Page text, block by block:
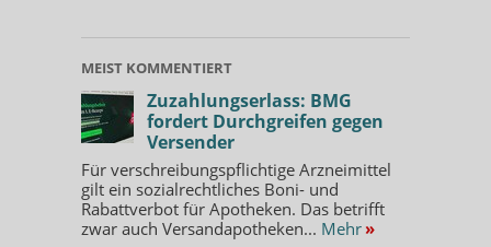
MEIST KOMMENTIERT
Zuzahlungserlass: BMG
fordert Durchgreifen gegen
Versender
Für verschreibungspflichtige Arzneimittel
gilt ein sozialrechtliches Boni- und
Rabattverbot für Apotheken. Das betrifft
zwar auch Versandapotheken... Mehr »